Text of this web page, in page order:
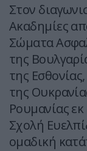
Στον
Ακαδημίες
Σώματα
της
της
της
Ρουμανίας
Σχολή
ομαδική